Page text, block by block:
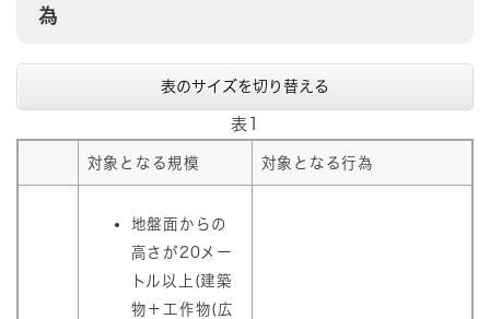
為
表のサイズを切り替える
対象となる規模 対象となる行為
地盤面からの
高さが20メー
トル以上(建築
物＋工作物(広
表1